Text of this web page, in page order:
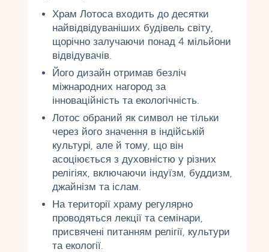
Храм Лотоса входить до десятки
найвідвідуваніших будівель світу,
щорічно залучаючи понад 4 мільйони
відвідувачів.
Його дизайн отримав безліч
міжнародних нагород за
інноваційність та екологічність.
Лотос обраний як символ не тільки
через його значення в індійській
культурі, але й тому, що він
асоціюється з духовністю у різних
релігіях, включаючи індуїзм, буддизм,
джайнізм та іслам.
На території храму регулярно
проводяться лекції та семінари,
присвячені питанням релігії, культури
та екології.